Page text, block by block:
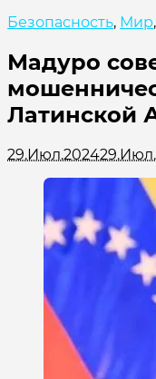
Безопасность, Мир,
Мадуро
Латинской
29.Июл.2024